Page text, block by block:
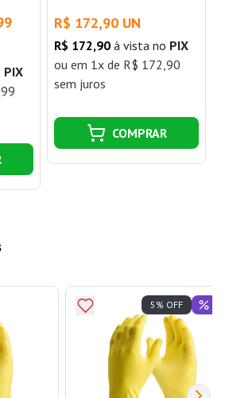
PIX
x 2100mm Colmeia
R$ 172,90 UN
R$ 172,90 à vista no PIX
ou em 1x de R$ 172,90
sem juros
COMPRAR
5% OFF